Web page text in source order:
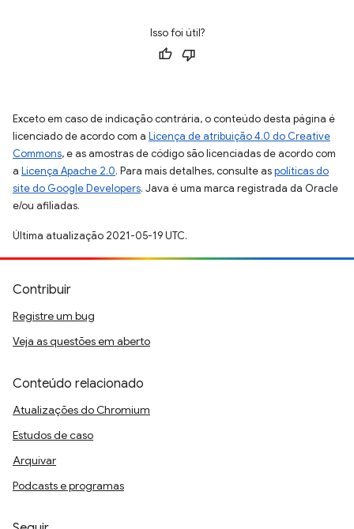
Isso foi útil?
Exceto em caso de indicação contrária, o conteúdo desta página é
licenciado de acordo com a Licença de atribuição 4.0 do Creative
Commons, e as amostras de código são licenciadas de acordo com
a Licença Apache 2.0. Para mais detalhes, consulte aspolíticas do
site do Google Developers. Java é uma marca registrada da Oracle
e/ou afiliadas.
Última atualização 2021-05-19 UTC.
Contribuir
Registre um bug
Veja as questões em aberto
Conteúdo relacionado
Atualizações do Chromium
Estudos de caso
Arquivar
Podcasts e programas